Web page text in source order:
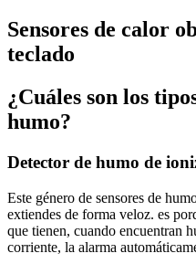
Sensores de calor
teclado
¿Cuáles son los
humo?
Detector de humo de
Este género de sensores de
extiendes de forma veloz. es
que tienen, cuando encuentran
corriente, la alarma